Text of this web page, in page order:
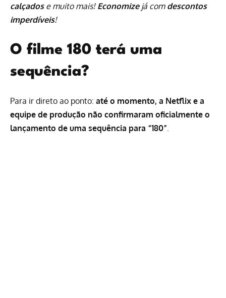
calçadose muito mais! Economizejá com descontos
imperdíveis!
O filme 180 terá uma
sequência?
Para ir direto ao ponto: até o momento, a Netflix e a
equipe de produção não confirmaram oficialmente o
lançamento de uma sequência para “180”.